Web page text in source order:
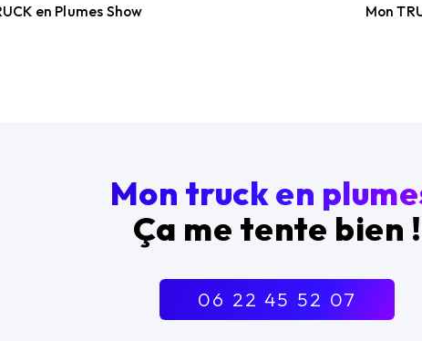
en Plumes Show Mon
Mon truck en
Ça me tente bien !
06 22 45 52 07